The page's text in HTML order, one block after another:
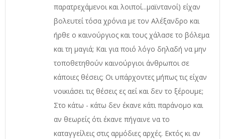
παρατρεχάμενοι και λοιποί...μαϊντανοί) είχαν
βολευτεί τόσα χρόνια με τον Αλέξανδρο και
ήρθε ο καινούργιος και τους χάλασε το βόλεμα
και τη μαγιά; Και για ποιό λόγο δηλαδή να μην
τοποθετηθούν καινούργιοι άνθρωποι σε
κάποιες θέσεις; Οι υπάρχοντες μήπως τις είχαν
νοικιάσει τις θέσεις ες αεί και δεν το ξέρουμε;
Στο κάτω - κάτω δεν έκανε κάτι παράνομο και
αν θεωρείς ότι έκανε πήγαινε να το
καταγγείλεις στις αρμόδιες αρχές. Εκτός κι αν